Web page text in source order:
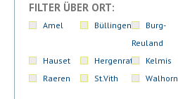
FILTER ÜBER ORT:
Amel Büllingen
Burg-
Reuland
Hauset
Hergenrath Kelmis
Raeren
St.Vith Walhorn